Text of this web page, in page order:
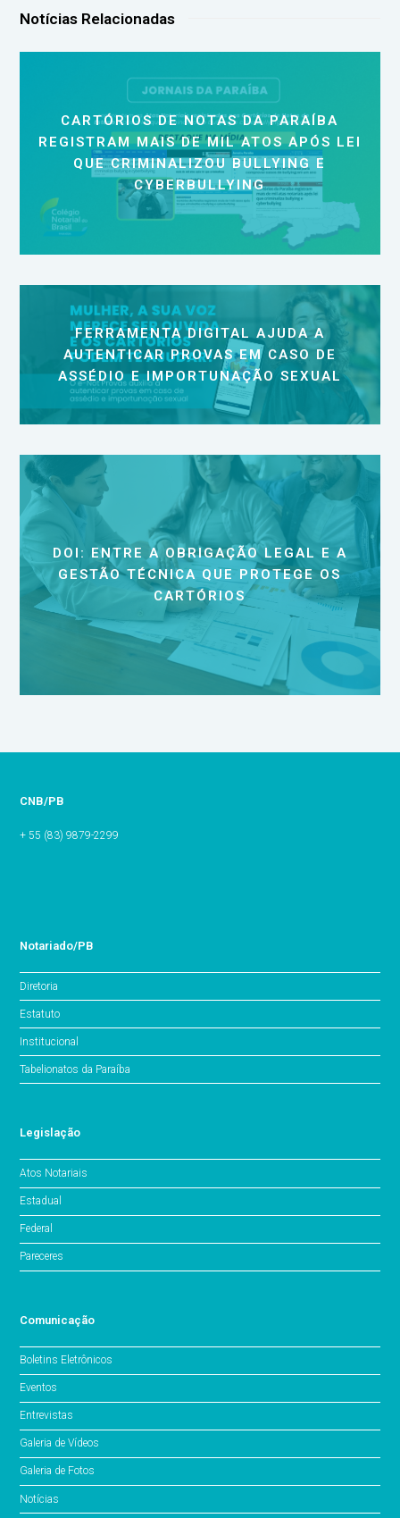
Notícias Relacionadas
CARTÓRIOS DE NOTAS DA PARAÍBA
REGISTRAM MAIS DE MIL ATOS APÓS LEI
QUE CRIMINALIZOU BULLYING E
CYBERBULLYING
FERRAMENTA DIGITAL AJUDA A
AUTENTICAR PROVAS EM CASO DE
ASSÉDIO E IMPORTUNAÇÃO SEXUAL
DOI: ENTRE A OBRIGAÇÃO LEGAL E A
GESTÃO TÉCNICA QUE PROTEGE OS
CARTÓRIOS
CNB/PB
+ 55 (83) 9879-2299
Notariado/PB
Diretoria
Estatuto
Institucional
Tabelionatos da Paraíba
Legislação
Atos Notariais
Estadual
Federal
Pareceres
Comunicação
Boletins Eletrônicos
Eventos
Entrevistas
Galeria de Vídeos
Galeria de Fotos
Notícias